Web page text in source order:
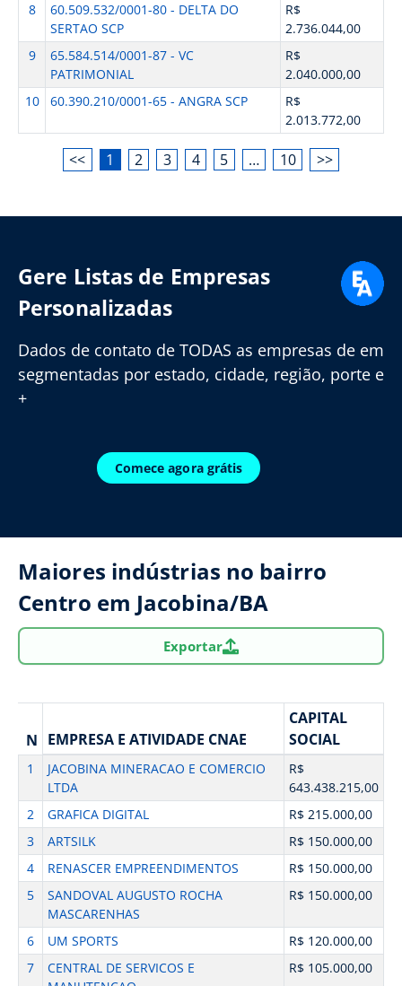
8
60.509.532/0001-80 - DELTA DO
SERTAO SCP
R$
2.736.044,00
9
65.584.514/0001-87 - VC
PATRIMONIAL
R$
2.040.000,00
10
60.390.210/0001-65 - ANGRA SCP
R$
2.013.772,00
<< 1 2 3 4 5 … 10 >>
Gere Listas de Empresas
Personalizadas
Dados de contato de TODAS as empresas de em
segmentadas por estado, cidade, região, porte e
+
Comece agora grátis
Maiores indústrias no bairro
Centro em Jacobina/BA
Exportar
N EMPRESA E ATIVIDADE CNAE
CAPITAL
SOCIAL
1
JACOBINA MINERACAO E COMERCIO
LTDA
R$
643.438.215,00
2
GRAFICA DIGITAL
R$ 215.000,00
3
ARTSILK
R$ 150.000,00
4
RENASCER EMPREENDIMENTOS
R$ 150.000,00
5
SANDOVAL AUGUSTO ROCHA
MASCARENHAS
R$ 150.000,00
6 UM SPORTS
R$ 120.000,00
7
CENTRAL DE SERVICOS E
R$ 105.000,00